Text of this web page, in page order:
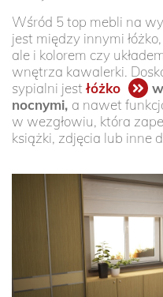
Wśród 5 top mebli na
jest między innymi
ale i kolorem czy
wnętrza kawalerki.
sypialni jest łóżko
nocnymi, a nawet
w wezgłowiu, która
książki, zdjęcia lub inne